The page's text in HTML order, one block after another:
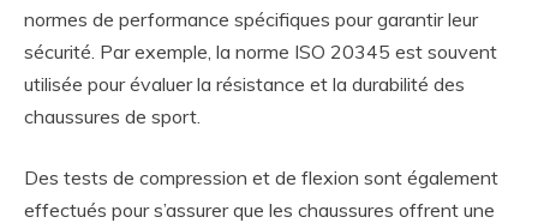
normes de performance spécifiques pour garantir leur
sécurité. Par exemple, la norme ISO 20345 est souvent
utilisée pour évaluer la résistance et la durabilité des
chaussures de sport.
Des tests de compression et de flexion sont également
effectués pour s’assurer que les chaussures offrent une